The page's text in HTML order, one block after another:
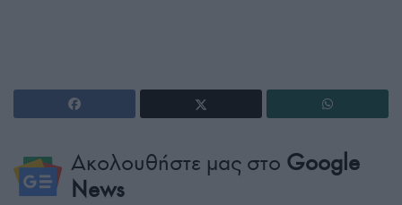
Ακολουθήστε μας στο Google
News